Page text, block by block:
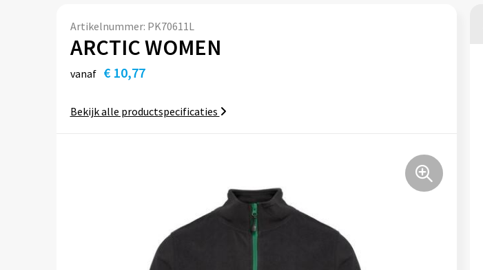
Artikelnummer: PK70611L
ARCTIC WOMEN
vanaf € 10,77
Bekijk alle productspecificaties